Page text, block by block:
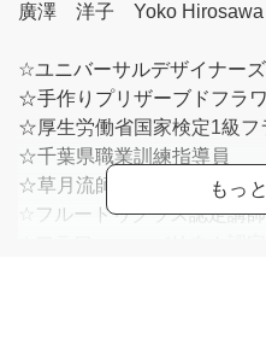
廣澤 洋子 Yoko Hirosawa
☆ユニバーサルデザイナー
☆手作りプリザーブドフラ
☆厚生労働省国家検定1級フ
☆千葉県職業訓練指導員
☆草月流師範
☆フルードゥグラス認定講師